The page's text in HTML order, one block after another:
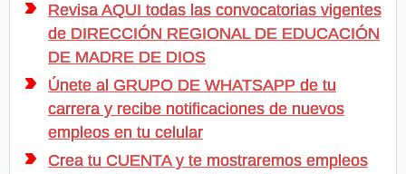
Revisa AQUI todas las convocatorias vigentes
de DIRECCIÓN REGIONAL DE EDUCACIÓN
DE MADRE DE DIOS
Únete al GRUPO DE WHATSAPP de tu
carrera y recibe notificaciones de nuevos
empleos en tu celular
Crea tu CUENTA y te mostraremos empleos